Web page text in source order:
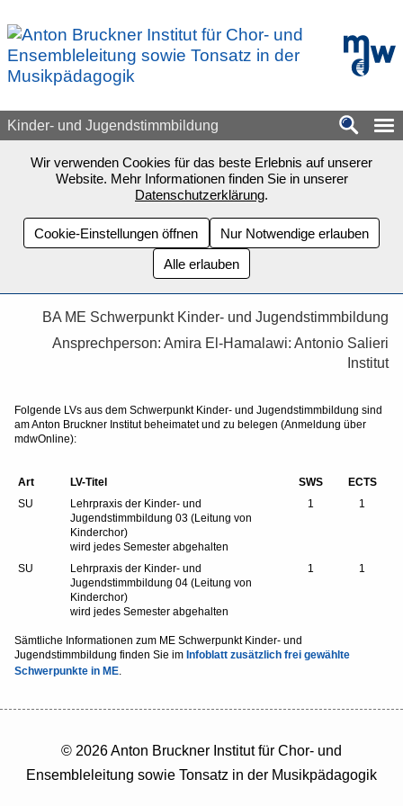
mdw -
Kinder- und Jugendstimmbildung
Wir verwenden Cookies für das beste Erlebnis auf unserer
Website. Mehr Informationen finden Sie in unserer
Datenschutzerklärung.
Cookie-Einstellungen öffnen
Nur Notwendige erlauben
Alle erlauben
BA ME Schwerpunkt Kinder- und Jugendstimmbildung
Ansprechperson: Amira El-Hamalawi: Antonio Salieri
Institut
Folgende LVs aus dem Schwerpunkt Kinder- und Jugendstimmbildung sind
am Anton Bruckner Institut beheimatet und zu belegen (Anmeldung über
mdwOnline):
Art LV-Titel SWS
ECTS
SU
Lehrpraxis der Kinder- und
Jugendstimmbildung 03 (Leitung von
Kinderchor)
wird jedes Semester abgehalten
1 1
SU
Lehrpraxis der Kinder- und
Jugendstimmbildung 04 (Leitung von
Kinderchor)
wird jedes Semester abgehalten
1 1
Sämtliche Informationen zum ME Schwerpunkt Kinder- und
Jugendstimmbildung finden Sie im Infoblatt zusätzlich frei gewählte
Schwerpunkte in ME.
© 2026 Anton Bruckner Institut für Chor- und
Ensembleleitung sowie Tonsatz in der Musikpädagogik